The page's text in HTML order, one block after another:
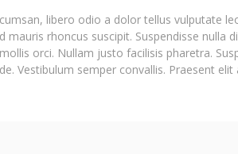
libero odio a dolor tellus vulputate
rhoncus suscipit. Suspendisse
orci. Nullam justo facilisis pharetra.
Vestibulum semper convallis. Praesent